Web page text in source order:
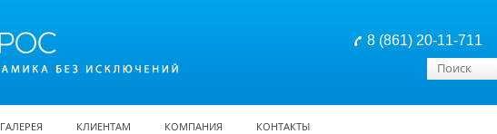
8 (861) 20-11-711
Форма
Поиск
ГАЛЕРЕЯ КЛИЕНТАМ КОМПАНИЯ КОНТАКТЫ